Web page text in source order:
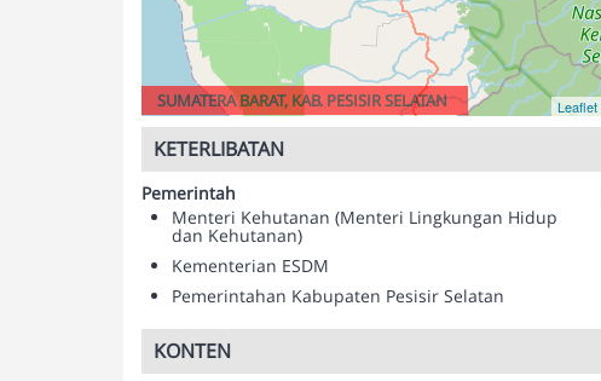
Leaflet
SUMATERA BARAT, KAB. PESISIR SELATAN
KETERLIBATAN
Pemerintah
Menteri Kehutanan (Menteri Lingkungan Hidup
dan Kehutanan)
Kementerian ESDM
Pemerintahan Kabupaten Pesisir Selatan
KONTEN